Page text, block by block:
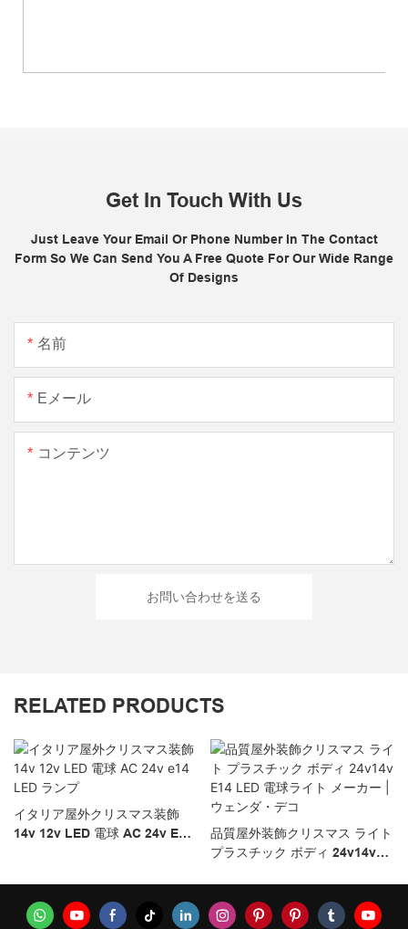
Get In Touch With Us
Just Leave Your Email Or Phone Number In The Contact
Form So We Can Send You A Free Quote For Our Wide Range
Of Designs
名前
Eメール
コンテンツ
お問い合わせを送る
RELATED PRODUCTS
イタリア屋外クリスマス装飾
14v 12v LED 電球 AC 24v E14
品質屋外装飾クリスマス ライト
プラスチック ボディ 24v14v